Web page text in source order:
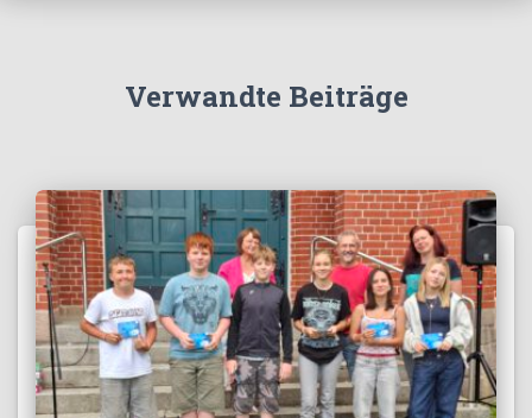
Verwandte Beiträge